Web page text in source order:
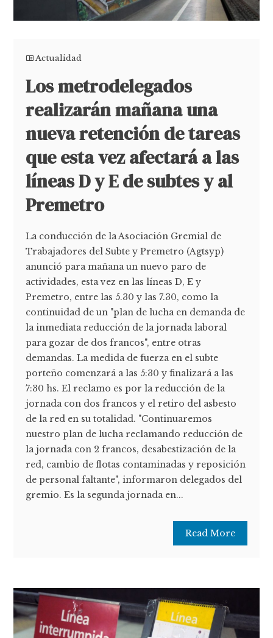
Actualidad
Los metrodelegados
realizarán mañana una
nueva retención de tareas
que esta vez afectará a las
líneas D y E de subtes y al
Premetro
La conducción de la Asociación Gremial de
Trabajadores del Subte y Premetro (Agtsyp)
anunció para mañana un nuevo paro de
actividades, esta vez en las líneas D, E y
Premetro, entre las 5.30 y las 7.30, como la
continuidad de un "plan de lucha en demanda de
la inmediata reducción de la jornada laboral
para gozar de dos francos", entre otras
demandas. La medida de fuerza en el subte
porteño comenzará a las 5:30 y finalizará a las
7:30 hs. El reclamo es por la reducción de la
jornada con dos francos y el retiro del asbesto
de la red en su totalidad. "Continuaremos
nuestro plan de lucha reclamando reducción de
la jornada con 2 francos, desabestización de la
red, cambio de flotas contaminadas y reposición
de personal faltante", informaron delegados del
gremio. Es la segunda jornada en...
Read More